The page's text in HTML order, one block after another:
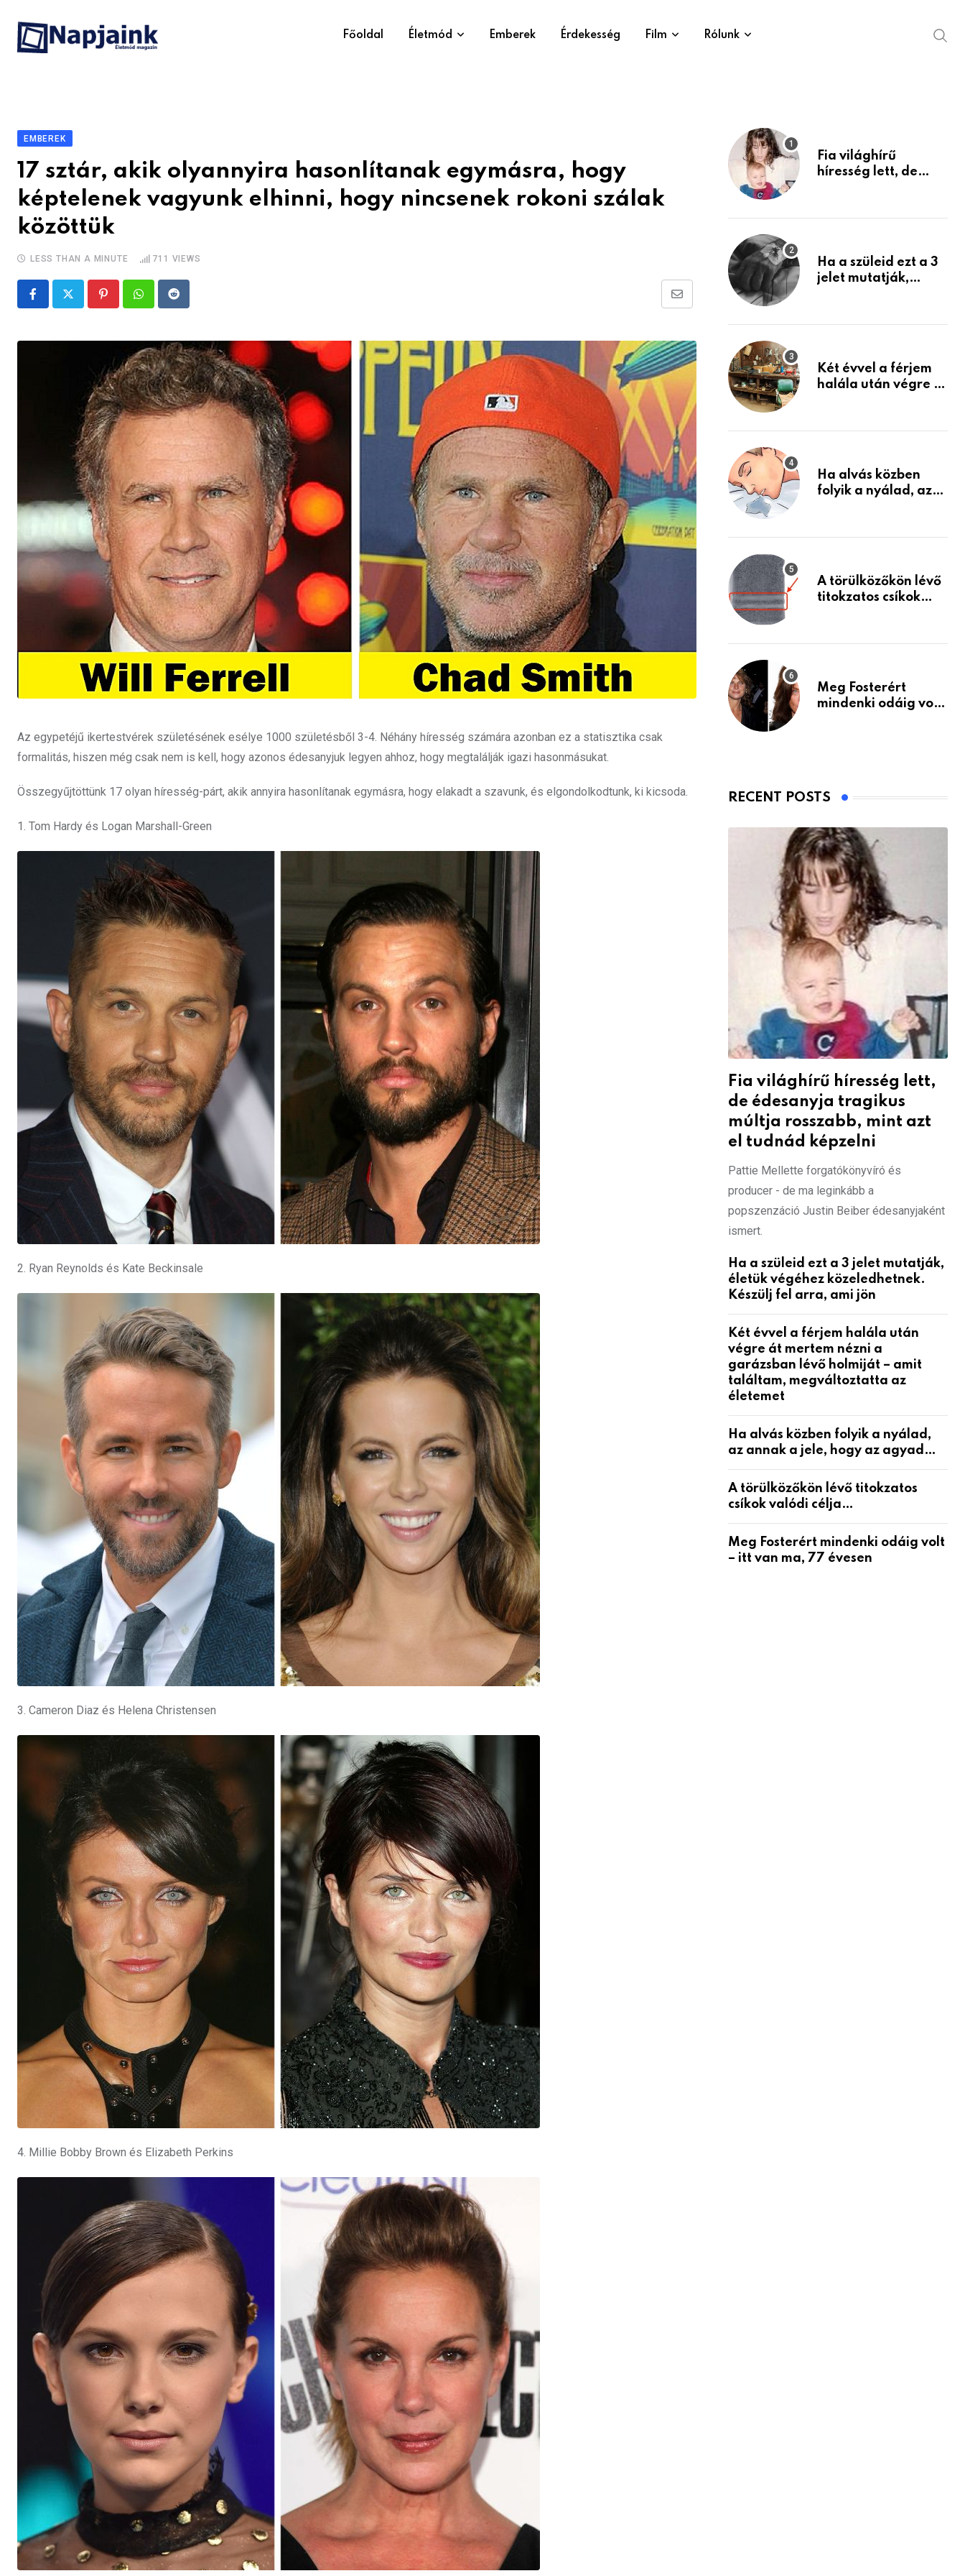
content
Főoldal Életmód Emberek Érdekesség Film Rólunk
EMBEREK
17 sztár, akik olyannyira hasonlítanak egymásra, hogy
képtelenek vagyunk elhinni, hogy nincsenek rokoni szálak
közöttük
LESS THAN A MINUTE 711 VIEWS
PinterestWhatsappReddit
Share
Email
Az egypetéjű ikertestvérek születésének esélye 1000 születésből 3-4. Néhány híresség számára azonban ez a statisztika csak
formalitás, hiszen még csak nem is kell, hogy azonos édesanyjuk legyen ahhoz, hogy megtalálják igazi hasonmásukat.
Összegyűjtöttünk 17 olyan híresség-párt, akik annyira hasonlítanak egymásra, hogy elakadt a szavunk, és elgondolkodtunk, ki kicsoda.
1. Tom Hardy és Logan Marshall-Green
2. Ryan Reynolds és Kate Beckinsale
3. Cameron Diaz és Helena Christensen
4. Millie Bobby Brown és Elizabeth Perkins
Fia világhírű
híresség lett, de
mint azt el tudnád
Ha a szüleid ezt a 3
jelet mutatják,
Készülj fel arra, ami
Két évvel a férjem
halála után végre át
holmiját – amit
életemet
Ha alvás közben
folyik a nyálad, az
A törülközőkön lévő
titokzatos csíkok
Meg Fosterért
mindenki odáig volt
RECENT POSTS
Fia világhírű híresség lett,
de édesanyja tragikus
múltja rosszabb, mint azt
el tudnád képzelni
Pattie Mellette forgatókönyvíró és
producer - de ma leginkább a
popszenzáció Justin Beiber édesanyjaként
ismert.
Ha a szüleid ezt a 3 jelet mutatják,
életük végéhez közeledhetnek.
Készülj fel arra, ami jön
Két évvel a férjem halála után
végre át mertem nézni a
garázsban lévő holmiját – amit
találtam, megváltoztatta az
életemet
Ha alvás közben folyik a nyálad,
az annak a jele, hogy az agyad…
A törülközőkön lévő titokzatos
csíkok valódi célja…
Meg Fosterért mindenki odáig volt
– itt van ma, 77 évesen